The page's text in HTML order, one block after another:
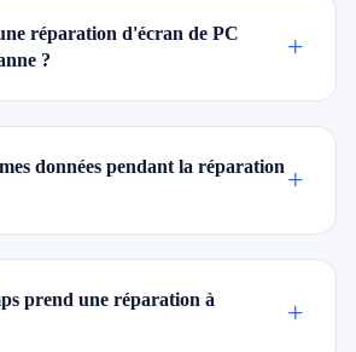
réparation d'écran de PC
?
+
données pendant la réparation +
prend une réparation à
+